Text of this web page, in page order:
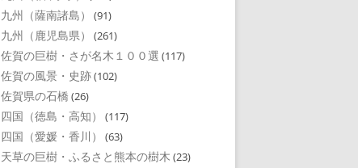
九州（薩南諸島） (91)
九州（鹿児島県） (261)
佐賀の巨樹・さが名木１００選 (117)
佐賀の風景・史跡(102)
佐賀県の石橋 (26)
四国（徳島・高知） (117)
四国（愛媛・香川） (63)
天草の巨樹・ふるさと熊本の樹木 (23)